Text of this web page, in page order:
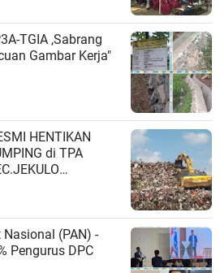
TGIA ,Sabrang
Gambar Kerja"
di TPA
SISTEM
(PAN) -
Pengurus DPC